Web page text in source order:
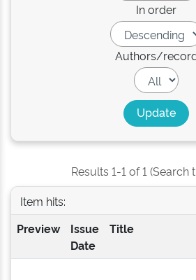
In order
Authors/
Results 1-1 of 1
Item hits:
Preview
Issue
Date
Title